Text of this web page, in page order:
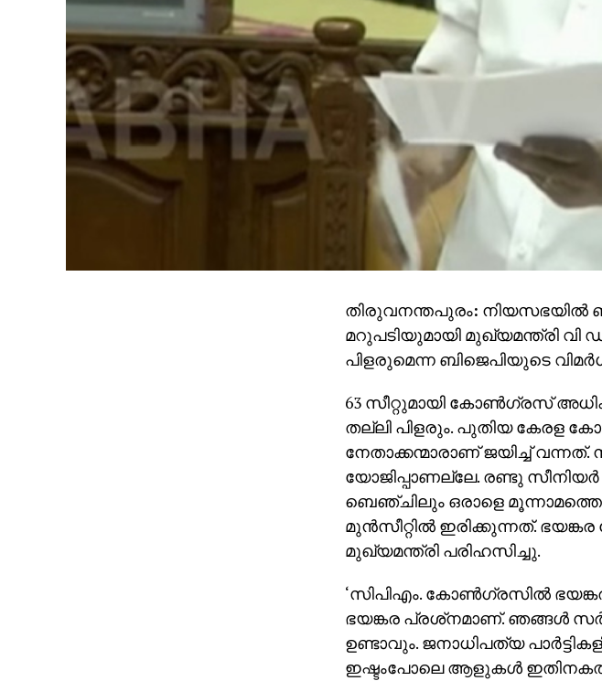
തിരുവനന്തപുരം: നിയസഭയില്‍
മറുപടിയുമായി മുഖ്യമന്ത്രി
പിളരുമെന്ന ബിജെപിയുടെ
63 സീറ്റുമായി കോണ്‍ഗ്രസ്
തല്ലി പിളരും. പുതിയ കേരള
നേതാക്കന്മാരാണ് ജയിച്ച്
യോജിപ്പാണല്ലേ. രണ്ടു സീനിയര്‍
ബെഞ്ചിലും ഒരാളെ
മുന്‍സീറ്റില്‍ ഇരിക്കുന്നത്.
മുഖ്യമന്ത്രി പരിഹസിച്ചു.
‘സിപിഎം. കോണ്‍ഗ്രസില്‍
ഭയങ്കര പ്രശ്‌നമാണ്. ഞങ്ങള്‍
ഉണ്ടാവും. ജനാധിപത്യ
ഇഷ്ടംപോലെ ആളുകള്‍